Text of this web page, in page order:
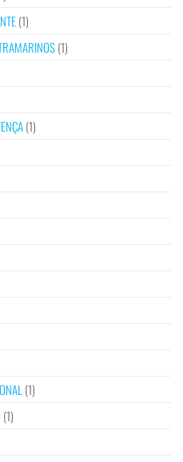
(1)
(1)
(1)
(1)
(1)